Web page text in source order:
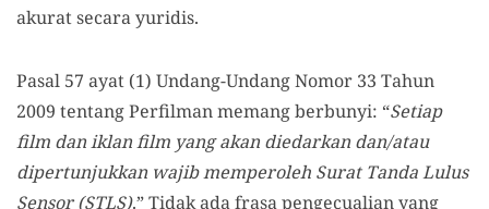
akurat secara yuridis.
Pasal 57 ayat (1) Undang-Undang Nomor 33 Tahun
2009 tentang Perfilman memang berbunyi: “Setiap
film dan iklan film yang akan diedarkan dan/atau
dipertunjukkan wajib memperoleh Surat Tanda Lulus
Sensor (STLS).” Tidak ada frasa pengecualian yang